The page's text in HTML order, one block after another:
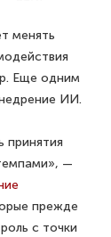
менять
Еще одним
ИИ.
принятия
—
прежде
с точки